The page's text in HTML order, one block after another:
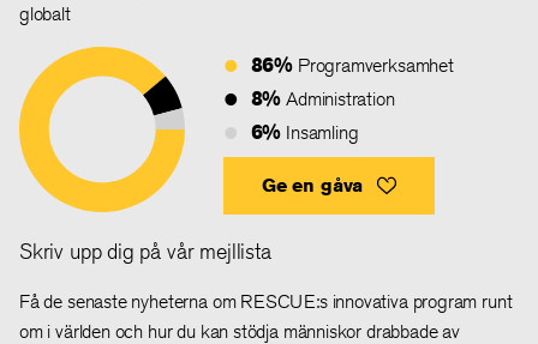
globalt
86% Programverksamhet
8% Administration
6% Insamling
Ge en gåva
Skriv upp dig på vår mejllista
Få de senaste nyheterna om RESCUE:s innovativa program runt
om i världen och hur du kan stödja människor drabbade av